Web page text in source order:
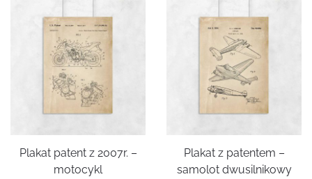
Plakat patent z 2007r. –
motocykl
Plakat z patentem –
samolot dwusilnikowy